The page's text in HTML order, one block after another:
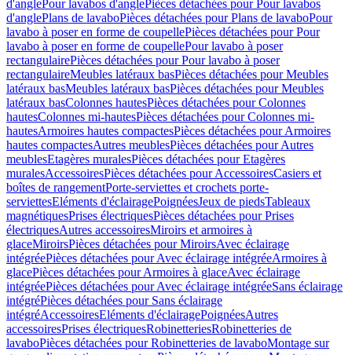
d'anglePour lavabos d'anglePièces détachées pour Pour lavabos
d'anglePlans de lavaboPièces détachées pour Plans de lavaboPour
lavabo à poser en forme de coupellePièces détachées pour Pour
lavabo à poser en forme de coupellePour lavabo à poser
rectangulairePièces détachées pour Pour lavabo à poser
rectangulaireMeubles latéraux basPièces détachées pour Meubles
latéraux basMeubles latéraux basPièces détachées pour Meubles
latéraux basColonnes hautesPièces détachées pour Colonnes
hautesColonnes mi-hautesPièces détachées pour Colonnes mi-
hautesArmoires hautes compactesPièces détachées pour Armoires
hautes compactesAutres meublesPièces détachées pour Autres
meublesEtagères muralesPièces détachées pour Etagères
muralesAccessoiresPièces détachées pour AccessoiresCasiers et
boîtes de rangementPorte-serviettes et crochets porte-
serviettesEléments d'éclairagePoignéesJeux de piedsTableaux
magnétiquesPrises électriquesPièces détachées pour Prises
électriquesAutres accessoiresMiroirs et armoires à
glaceMiroirsPièces détachées pour MiroirsAvec éclairage
intégréePièces détachées pour Avec éclairage intégréeArmoires à
glacePièces détachées pour Armoires à glaceAvec éclairage
intégréePièces détachées pour Avec éclairage intégréeSans éclairage
intégréPièces détachées pour Sans éclairage
intégréAccessoiresEléments d'éclairagePoignéesAutres
accessoiresPrises électriquesRobinetteriesRobinetteries de
lavaboPièces détachées pour Robinetteries de lavaboMontage sur